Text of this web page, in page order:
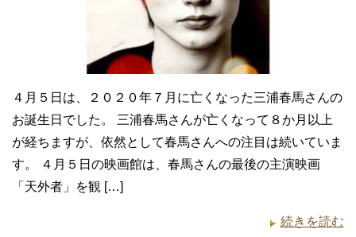
４月５日は、２０２０年７月に亡くなった三浦春馬さんの
お誕生日でした。 三浦春馬さんが亡くなって８か月以上
が経ちますが、依然として春馬さんへの注目は続いていま
す。 ４月５日の映画館は、春馬さんの最後の主演映画
「天外者」を観 […]
続きを読む